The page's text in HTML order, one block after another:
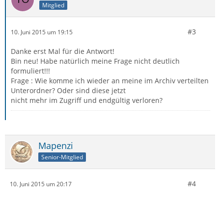
Mitglied
10. Juni 2015 um 19:15 #3
Danke erst Mal für die Antwort!
Bin neu! Habe natürlich meine Frage nicht deutlich
formuliert!!!
Frage : Wie komme ich wieder an meine im Archiv verteilten
Unterordner? Oder sind diese jetzt
nicht mehr im Zugriff und endgültig verloren?
Mapenzi
Senior-Mitglied
10. Juni 2015 um 20:17 #4